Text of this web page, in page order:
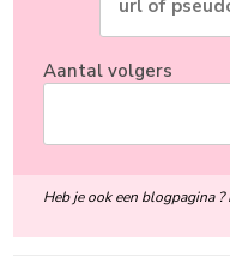
Aantal volgers
Heb je ook een blogpagina ?